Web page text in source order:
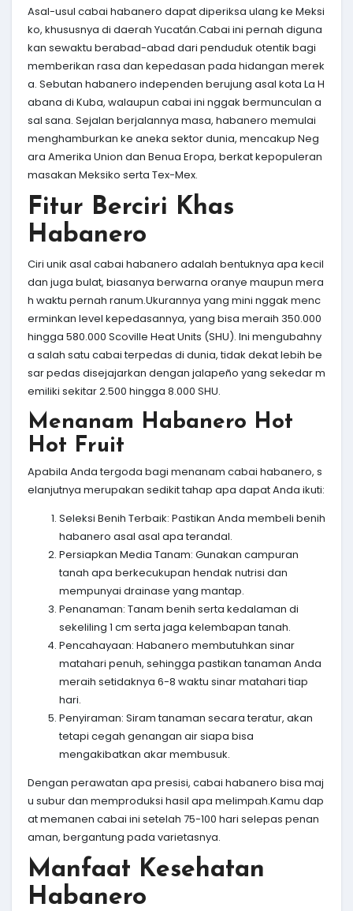
Asal-usul cabai habanero dapat diperiksa ulang ke Meksi
ko, khususnya di daerah Yucatán.Cabai ini pernah diguna
kan sewaktu berabad-abad dari penduduk otentik bagi
memberikan rasa dan kepedasan pada hidangan merek
a. Sebutan habanero independen berujung asal kota La H
abana di Kuba, walaupun cabai ini nggak bermunculan a
sal sana. Sejalan berjalannya masa, habanero memulai
menghamburkan ke aneka sektor dunia, mencakup Neg
ara Amerika Union dan Benua Eropa, berkat kepopuleran
masakan Meksiko serta Tex-Mex.
Fitur Berciri Khas
Habanero
Ciri unik asal cabai habanero adalah bentuknya apa kecil
dan juga bulat, biasanya berwarna oranye maupun mera
h waktu pernah ranum.Ukurannya yang mini nggak menc
erminkan level kepedasannya, yang bisa meraih 350.000
hingga 580.000 Scoville Heat Units (SHU). Ini mengubahny
a salah satu cabai terpedas di dunia, tidak dekat lebih be
sar pedas disejajarkan dengan jalapeño yang sekedar m
emiliki sekitar 2.500 hingga 8.000 SHU.
Menanam Habanero Hot
Hot Fruit
Apabila Anda tergoda bagi menanam cabai habanero, s
elanjutnya merupakan sedikit tahap apa dapat Anda ikuti:
Seleksi Benih Terbaik: Pastikan Anda membeli benih
habanero asal asal apa terandal.
Persiapkan Media Tanam: Gunakan campuran
tanah apa berkecukupan hendak nutrisi dan
mempunyai drainase yang mantap.
Penanaman: Tanam benih serta kedalaman di
sekeliling 1 cm serta jaga kelembapan tanah.
Pencahayaan: Habanero membutuhkan sinar
matahari penuh, sehingga pastikan tanaman Anda
meraih setidaknya 6-8 waktu sinar matahari tiap
hari.
Penyiraman: Siram tanaman secara teratur, akan
tetapi cegah genangan air siapa bisa
mengakibatkan akar membusuk.
Dengan perawatan apa presisi, cabai habanero bisa maj
u subur dan memproduksi hasil apa melimpah.Kamu dap
at memanen cabai ini setelah 75-100 hari selepas penan
aman, bergantung pada varietasnya.
Manfaat Kesehatan
Habanero